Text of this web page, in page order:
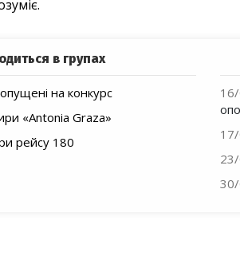
в групах
на конкурс
«Antonia Graza»
рейсу 180